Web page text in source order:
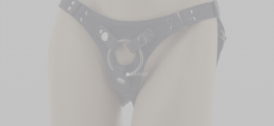
Aller à l'élément 1
Aller à l'élément 2
Aller à l'élément 3